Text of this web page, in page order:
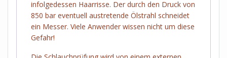
infolgedessen Haarrisse. Der durch den Druck von
850 bar eventuell austretende Ölstrahl schneidet
ein Messer. Viele Anwender wissen nicht um diese
Gefahr!